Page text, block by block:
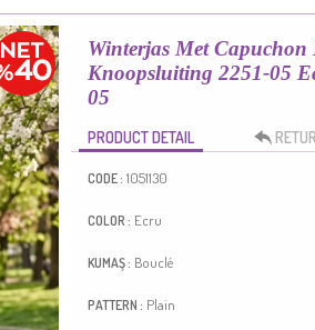
Winterjas Met Capuchon
Knoopsluiting 2251-05
05
PRODUCT DETAIL
CODE : 1051130
COLOR : Ecru
KUMAŞ : Bouclé
PATTERN : Plain